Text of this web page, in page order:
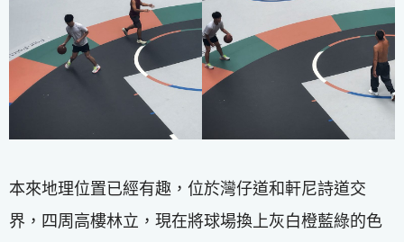
本來地理位置已經有趣，位於灣仔道和軒尼詩道交
界，四周高樓林立，現在將球場換上灰白橙藍綠的色